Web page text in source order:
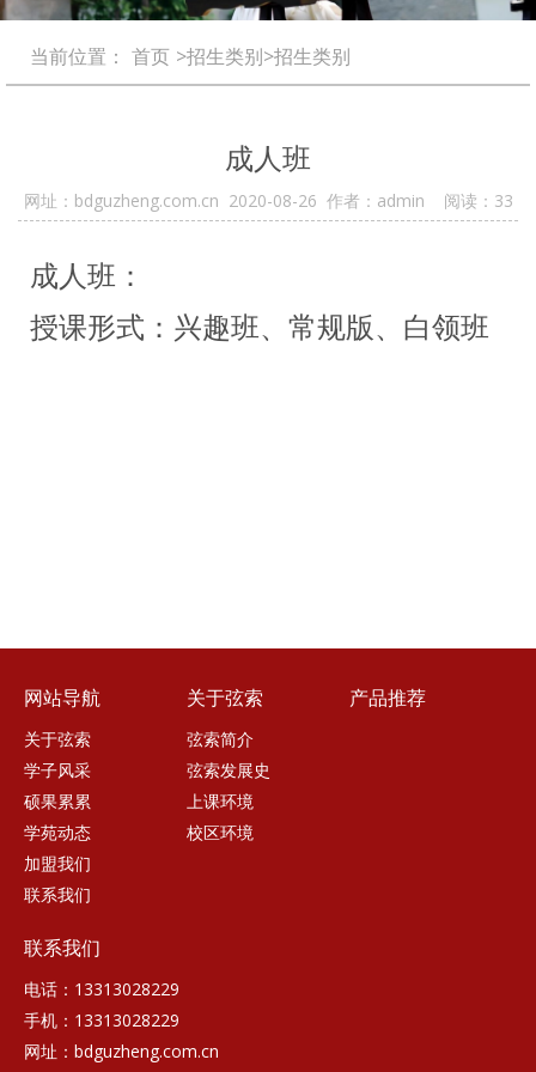
当前位置： 首页 >招生类别>招生类别
成人班
网址：bdguzheng.com.cn 2020-08-26 作者：admin 阅读： 33
成人班：
授课形式：兴趣班、常规版、白领班
网站导航
关于弦索
学子风采
硕果累累
学苑动态
加盟我们
联系我们
关于弦索
弦索简介
弦索发展史
上课环境
校区环境
产品推荐
联系我们
电话：13313028229
手机：13313028229
网址：bdguzheng.com.cn